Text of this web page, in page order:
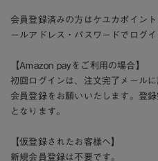
会員登録済みの方はケユカポイン
ールアドレス・パスワードでログイ
【Amazon payをご利用の場合】
初回ログインは、注文完了メール
会員登録をお願いいたします。登
となります。
【仮登録されたお客様へ】
新規会員登録は不要です。